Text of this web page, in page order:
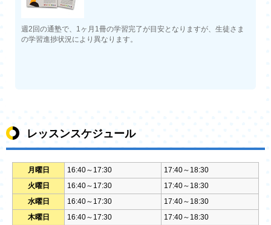
週2回の通塾で、1ヶ月1冊の学習完了が目安となりますが、生徒さま
の学習進捗状況により異なります。
レッスンスケジュール
月曜日 16:40～17:30
17:40～18:30
火曜日
16:40～17:30
17:40～18:30
水曜日
16:40～17:30
17:40～18:30
木曜日
16:40～17:30
17:40～18:30